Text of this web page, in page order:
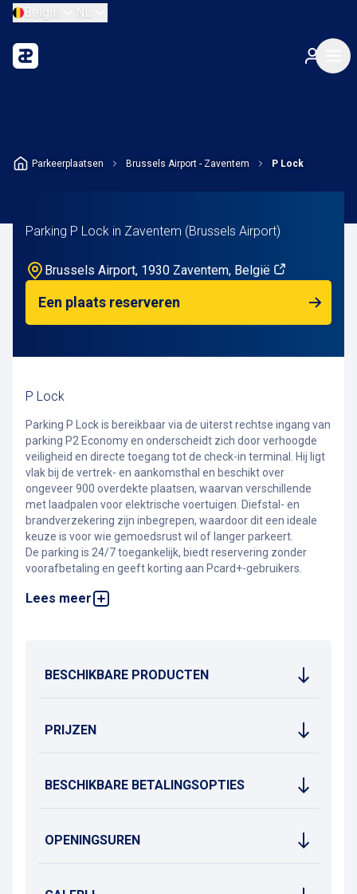
België NL
Parkeerplaatsen Brussels Airport - Zaventem P Lock
Parking P Lock in Zaventem (Brussels Airport)
Brussels Airport, 1930 Zaventem, België
Een plaats reserveren
P Lock
Parking P Lock is bereikbaar via de uiterst rechtse ingang van
parking P2 Economy en onderscheidt zich door verhoogde
veiligheid en directe toegang tot de check-in terminal. Hij ligt
vlak bij de vertrek- en aankomsthal en beschikt over
ongeveer 900 overdekte plaatsen, waarvan verschillende
met laadpalen voor elektrische voertuigen. Diefstal- en
brandverzekering zijn inbegrepen, waardoor dit een ideale
keuze is voor wie gemoedsrust wil of langer parkeert.
De parking is 24/7 toegankelijk, biedt reservering zonder
voorafbetaling en geeft korting aan Pcard+-gebruikers.
Lees meer
Om voor u de beste parking op Brussels Airport te vinden,
BESCHIKBARE PRODUCTEN
PRIJZEN
BESCHIKBARE BETALINGSOPTIES
OPENINGSUREN